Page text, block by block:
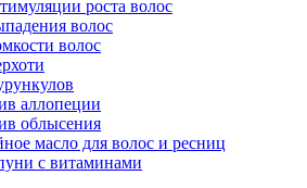
роста волос
волос
волос
аллопеции
облысения
масло для волос и ресниц
с витаминами